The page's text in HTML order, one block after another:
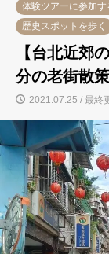
体験ツアーに参加す
歴史スポットを歩く
【台北近郊
分の老街散策
2021.07.25 / 最終